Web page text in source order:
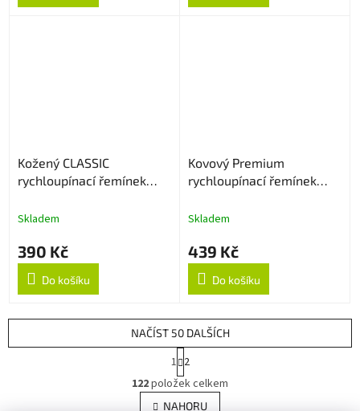
Kožený CLASSIC
rychloupínací řemínek
Skladem
390 Kč
Do košíku
Kovový Premium
rychloupínací řemínek
Skladem
439 Kč
Do košíku
O
v
l
NAČÍST 50 DALŠÍCH
t
r
á
1 2
122položek celkem
NAHORU